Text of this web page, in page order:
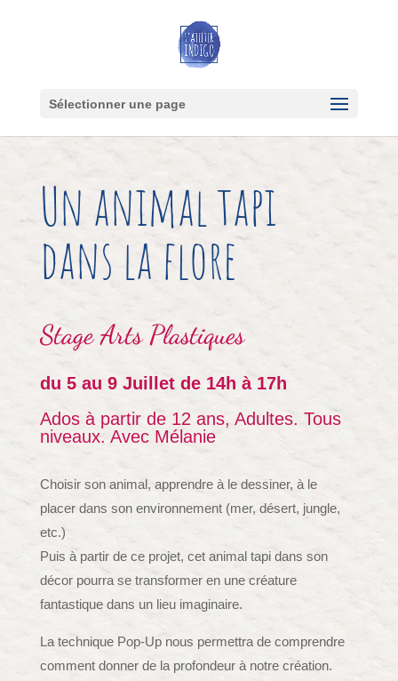
Sélectionner une page
Un animal tapi
dans la flore
StageArts Plastiques
du 5 au 9 Juillet de 14h à 17h
Ados à partir de 12 ans, Adultes. Tous
niveaux. Avec Mélanie
Choisir son animal, apprendre à le dessiner, à le
placer dans son environnement (mer, désert, jungle,
etc.)
Puis à partir de ce projet, cet animal tapi dans son
décor pourra se transformer en une créature
fantastique dans un lieu imaginaire.
La technique Pop-Up nous permettra de comprendre
comment donner de la profondeur à notre création.